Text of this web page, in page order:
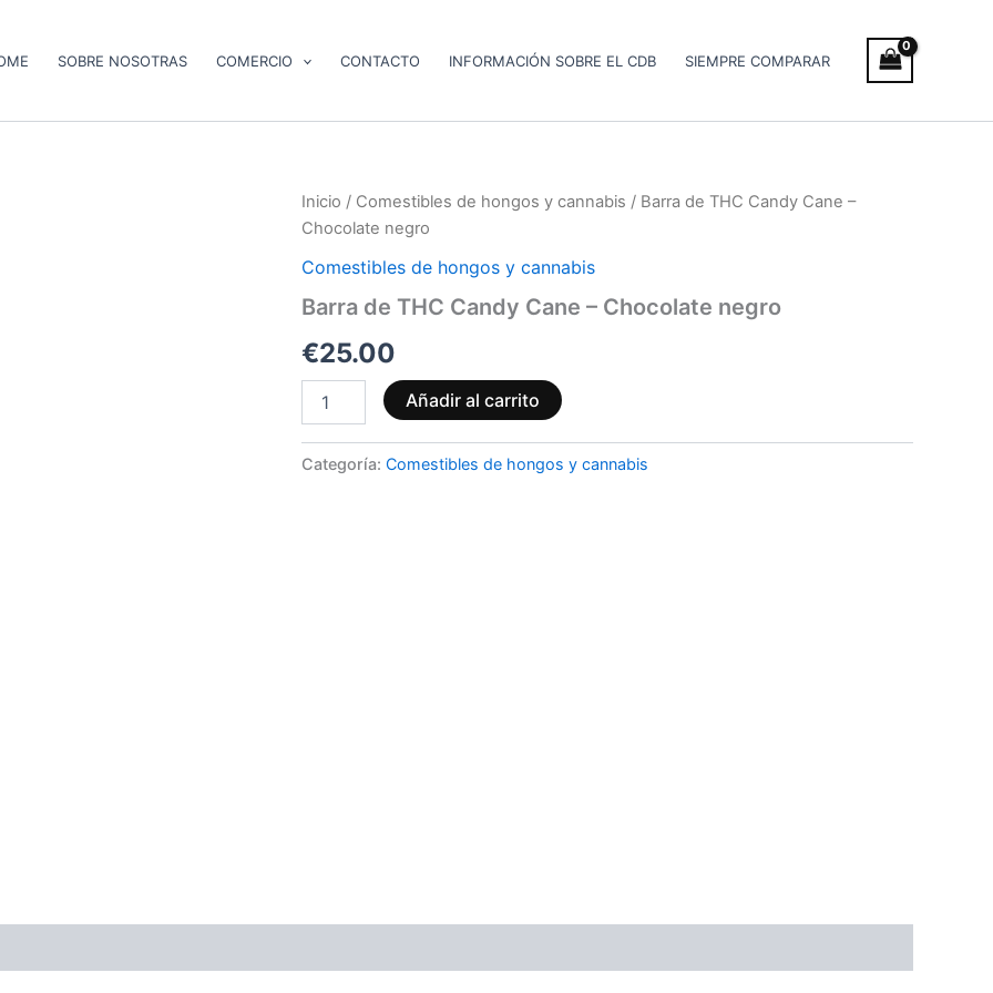
SOBRE NOSOTRAS COMERCIO CONTACTO INFORMACIÓN SOBRE EL CDB SIEMPRE COMPARAR
Inicio / Comestibles de hongos y cannabis / Barra de THC Candy Cane –
Chocolate negro
Comestibles de hongos y cannabis
Barra de THC Candy Cane – Chocolate negro
€25.00
Barra
de
Candy
–
negro
Añadir al carrito
Categoría: Comestibles de hongos y cannabis